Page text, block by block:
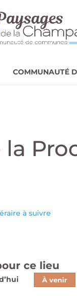
COMMUNAUTÉ
la
à suivre
ce lieu
À venir